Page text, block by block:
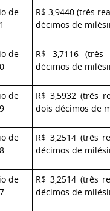
de
R$ 3,9440 (três
décimos de
de
R$ 3,7116
décimos de
de
R$ 3,5932 (três
dois décimos de
de
R$ 3,2514 (três
décimos de
de
R$ 3,2514 (três
décimos de